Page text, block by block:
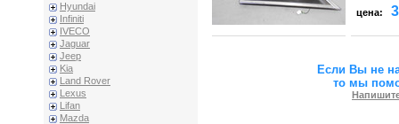
Hyundai
Infiniti
IVECO
Jaguar
Jeep
Kia
Land Rover
Lexus
Lifan
Mazda
цена:
Если Вы не
то мы